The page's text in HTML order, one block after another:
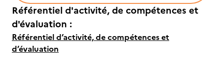
Référentiel d'activité, de compétences et
d'évaluation :
Référentiel d’activité, de compétences et
d’évaluation